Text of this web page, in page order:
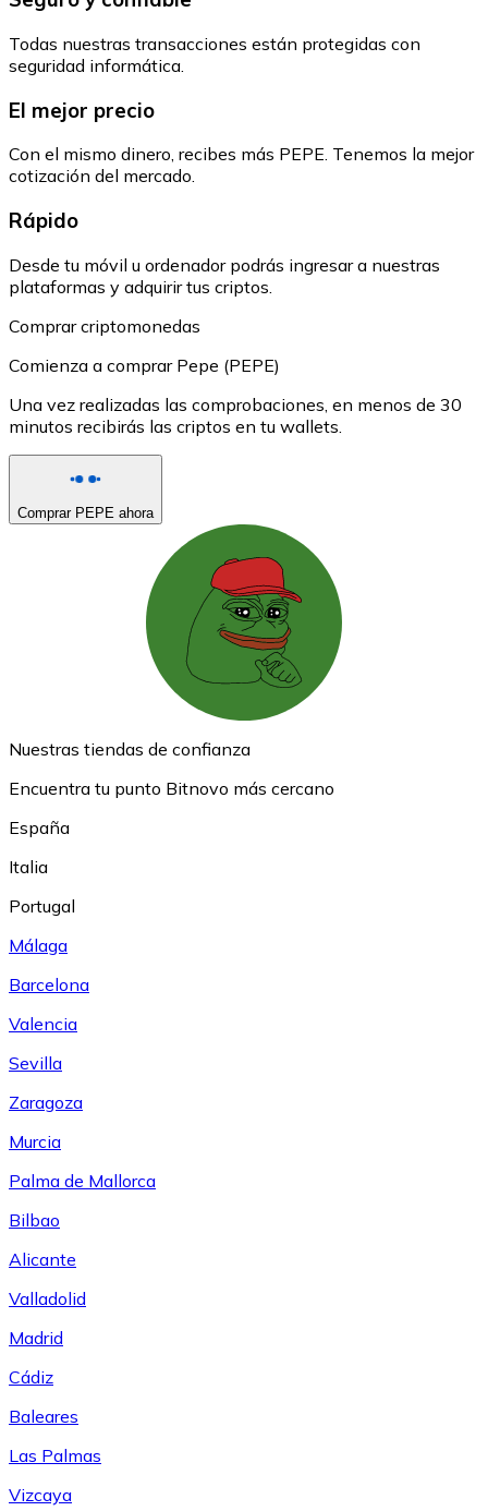
Todas nuestras transacciones están protegidas con
seguridad informática.
El mejor precio
Con el mismo dinero, recibes más PEPE. Tenemos la mejor
cotización del mercado.
Rápido
Desde tu móvil u ordenador podrás ingresar a nuestras
plataformas y adquirir tus criptos.
Comprar criptomonedas
Comienza a comprar Pepe (PEPE)
Una vez realizadas las comprobaciones, en menos de 30
minutos recibirás las criptos en tu wallets.
Comprar PEPE ahora
Nuestras tiendas de confianza
Encuentra tu punto Bitnovo más cercano
España
Italia
Portugal
Málaga
Barcelona
Valencia
Sevilla
Zaragoza
Murcia
Palma de Mallorca
Bilbao
Alicante
Valladolid
Madrid
Cádiz
Baleares
Las Palmas
Vizcaya